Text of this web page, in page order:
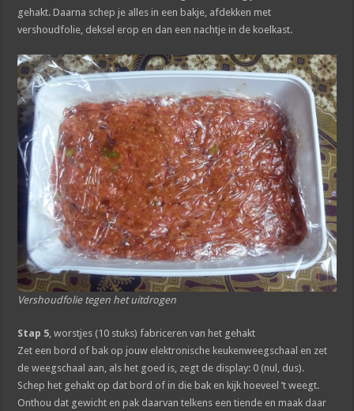
gehakt. Daarna schep je alles in een bakje, afdekken met
vershoudfolie, deksel erop en dan een nachtje in de koelkast.
Vershoudfolie tegen het uitdrogen
Stap 5, worstjes (10 stuks) fabriceren van het gehakt
Zet een bord of bak op jouw elektronische keukenweegschaal en zet
de weegschaal aan, als het goed is, zegt de display: 0 (nul, dus).
Schep het gehakt op dat bord of in die bak en kijk hoeveel ’t weegt.
Onthou dat gewicht en pak daarvan telkens een tiende en maak daar